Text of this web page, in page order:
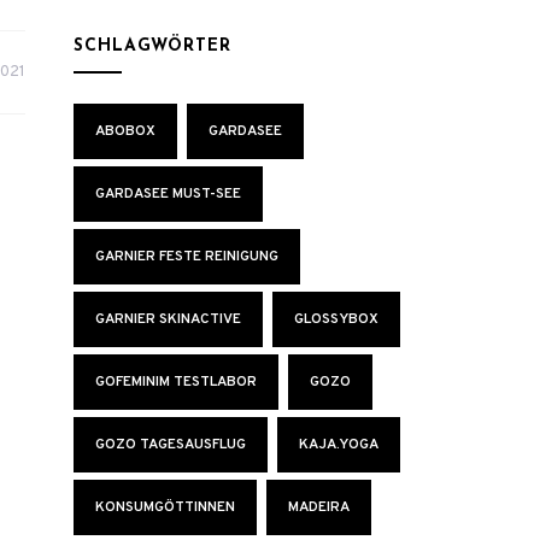
SCHLAGWÖRTER
ABOBOX GARDASEE
GARDASEE MUST-SEE
GARNIER FESTE REINIGUNG
GARNIER SKINACTIVE GLOSSYBOX
GOFEMINIM TESTLABOR GOZO
GOZO TAGESAUSFLUG KAJA.YOGA
KONSUMGÖTTINNEN MADEIRA